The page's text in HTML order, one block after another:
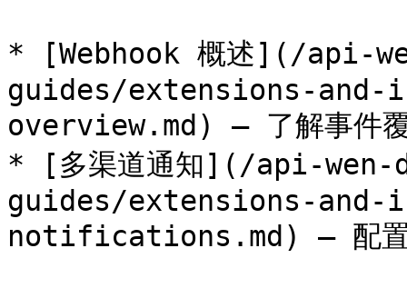
* [Webhook 概述](/api-
guides/extensions-and-
overview.md) — 了解事件覆
* [多渠道通知](/api-wen-
guides/extensions-
notifications.md) — 配置